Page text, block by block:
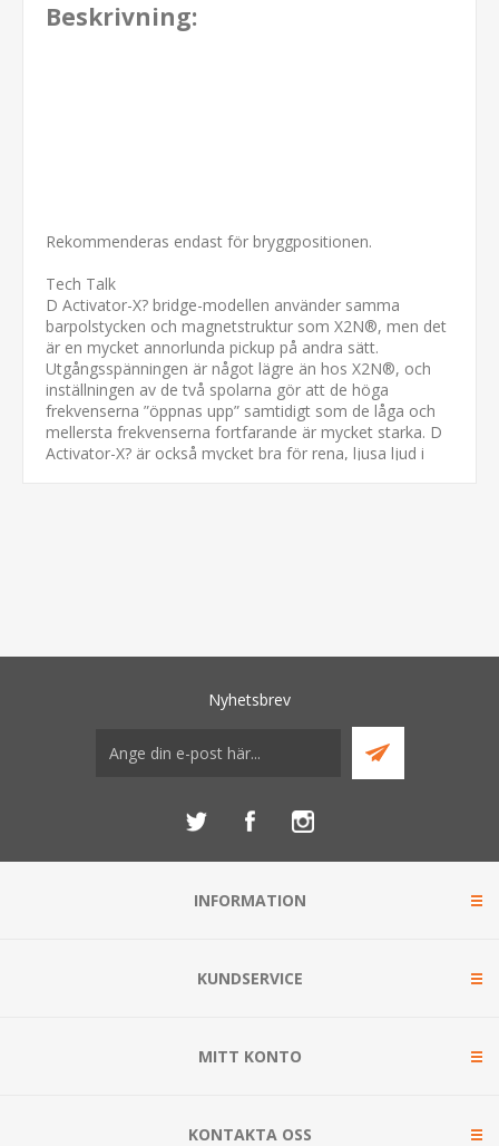
Beskrivning:
Rekommenderas endast för bryggpositionen.
Tech Talk
D Activator-X? bridge-modellen använder samma
barpolstycken och magnetstruktur som X2N®, men det
är en mycket annorlunda pickup på andra sätt.
Utgångsspänningen är något lägre än hos X2N®, och
inställningen av de två spolarna gör att de höga
frekvenserna ”öppnas upp” samtidigt som de låga och
mellersta frekvenserna fortfarande är mycket starka. D
Activator-X? är också mycket bra för rena, ljusa ljud i
Nyhetsbrev
INFORMATION
KUNDSERVICE
MITT KONTO
KONTAKTA OSS